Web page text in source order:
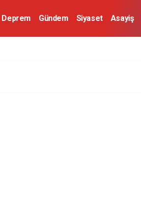
Deprem Gündem Siyaset Asayiş